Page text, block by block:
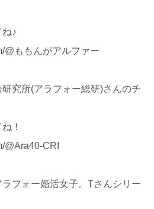
♪
@ももんがアルファー
究所(アラフォー総研)さんのチ
！
@Ara40-CRI
ラフォー婚活女子。Tさんシリー